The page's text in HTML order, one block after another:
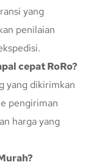
yang
penilaian
cepat RoRo?
yang dikirimkan
pengiriman
harga yang